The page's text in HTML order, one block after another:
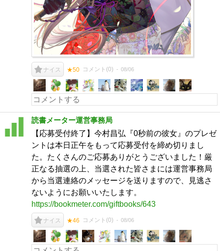
ナイス ★50 コメント(0) 08/06
読書メーター運営事務局
【応募受付終了】今村昌弘『0秒前の彼女』のプレゼ
ントは本日正午をもって応募受付を締め切りまし
た。たくさんのご応募ありがとうございました！厳
正なる抽選の上、当選された皆さまには運営事務局
から当選連絡のメッセージを送りますので、見逃さ
ないようにお願いいたします。
https://bookmeter.com/giftbooks/643
ナイス ★46 コメント(0) 08/06